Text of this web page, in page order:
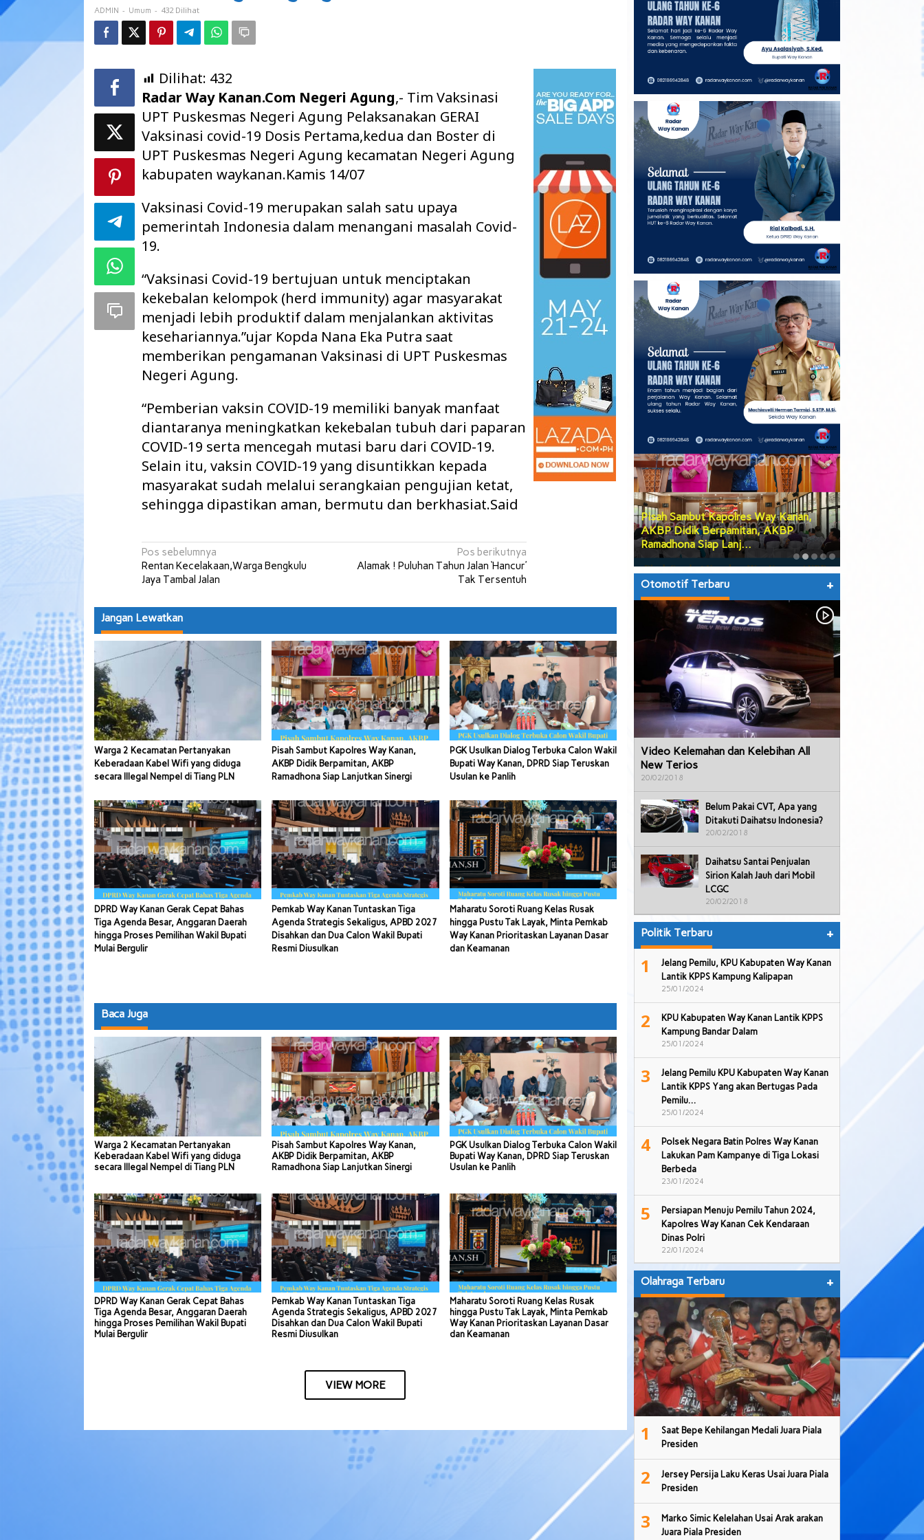
Vaksin
ADMIN - Umum - 432 Dilihat
Dilihat: 432
Radar Way Kanan.Com Negeri Agung,- Tim Vaksinasi
UPT Puskesmas Negeri Agung Pelaksanakan GERAI
Vaksinasi covid-19 Dosis Pertama,kedua dan Boster di
UPT Puskesmas Negeri Agung kecamatan Negeri Agung
kabupaten waykanan.Kamis 14/07
Vaksinasi Covid-19 merupakan salah satu upaya
pemerintah Indonesia dalam menangani masalah Covid-
19.
“Vaksinasi Covid-19 bertujuan untuk menciptakan
kekebalan kelompok (herd immunity) agar masyarakat
menjadi lebih produktif dalam menjalankan aktivitas
kesehariannya.”ujar Kopda Nana Eka Putra saat
memberikan pengamanan Vaksinasi di UPT Puskesmas
Negeri Agung.
“Pemberian vaksin COVID-19 memiliki banyak manfaat
diantaranya meningkatkan kekebalan tubuh dari paparan
COVID-19 serta mencegah mutasi baru dari COVID-19.
Selain itu, vaksin COVID-19 yang disuntikkan kepada
masyarakat sudah melalui serangkaian pengujian ketat,
sehingga dipastikan aman, bermutu dan berkhasiat.Said
Navigasi
pos
Pos sebelumnya
Rentan Kecelakaan,Warga Bengkulu
Jaya Tambal Jalan
Pos berikutnya
Alamak ! Puluhan Tahun Jalan ‘Hancur’
Tak Tersentuh
Jangan Lewatkan
Warga 2 Kecamatan Pertanyakan
Keberadaan Kabel Wifi yang diduga
secara Illegal Nempel di Tiang PLN
Pisah Sambut Kapolres Way Kanan,
AKBP Didik Berpamitan, AKBP
Ramadhona Siap Lanjutkan Sinergi
PGK Usulkan Dialog Terbuka Calon Wakil
Bupati Way Kanan, DPRD Siap Teruskan
Usulan ke Panlih
DPRD Way Kanan Gerak Cepat Bahas
Tiga Agenda Besar, Anggaran Daerah
hingga Proses Pemilihan Wakil Bupati
Mulai Bergulir
Pemkab Way Kanan Tuntaskan Tiga
Agenda Strategis Sekaligus, APBD 2027
Disahkan dan Dua Calon Wakil Bupati
Resmi Diusulkan
Maharatu Soroti Ruang Kelas Rusak
hingga Pustu Tak Layak, Minta Pemkab
Way Kanan Prioritaskan Layanan Dasar
dan Keamanan
Baca Juga
Warga 2 Kecamatan Pertanyakan
Keberadaan Kabel Wifi yang diduga
secara Illegal Nempel di Tiang PLN
Pisah Sambut Kapolres Way Kanan,
AKBP Didik Berpamitan, AKBP
Ramadhona Siap Lanjutkan Sinergi
PGK Usulkan Dialog Terbuka Calon Wakil
Bupati Way Kanan, DPRD Siap Teruskan
Usulan ke Panlih
DPRD Way Kanan Gerak Cepat Bahas
Tiga Agenda Besar, Anggaran Daerah
hingga Proses Pemilihan Wakil Bupati
Mulai Bergulir
Pemkab Way Kanan Tuntaskan Tiga
Agenda Strategis Sekaligus, APBD 2027
Disahkan dan Dua Calon Wakil Bupati
Resmi Diusulkan
Maharatu Soroti Ruang Kelas Rusak
hingga Pustu Tak Layak, Minta Pemkab
Way Kanan Prioritaskan Layanan Dasar
dan Keamanan
VIEW MORE
2027 Disahkan d…
secara Illegal N…
Pisah Sambut Kapolres Way Kanan,
AKBP Didik Berpamitan, AKBP
Ramadhona Siap Lanj…
Otomotif Terbaru +
Video Kelemahan dan Kelebihan All
New Terios
20/02/2018
Belum Pakai CVT, Apa yang
Ditakuti Daihatsu Indonesia?
20/02/2018
Daihatsu Santai Penjualan
Sirion Kalah Jauh dari Mobil
LCGC
20/02/2018
Politik Terbaru +
1
Jelang Pemilu, KPU Kabupaten Way Kanan
Lantik KPPS Kampung Kalipapan
25/01/2024
2
KPU Kabupaten Way Kanan Lantik KPPS
Kampung Bandar Dalam
25/01/2024
3
Jelang Pemilu KPU Kabupaten Way Kanan
Lantik KPPS Yang akan Bertugas Pada
Pemilu…
25/01/2024
4
Polsek Negara Batin Polres Way Kanan
Lakukan Pam Kampanye di Tiga Lokasi
Berbeda
23/01/2024
5
Persiapan Menuju Pemilu Tahun 2024,
Kapolres Way Kanan Cek Kendaraan
Dinas Polri
22/01/2024
Olahraga Terbaru +
1
Saat Bepe Kehilangan Medali Juara Piala
Presiden
2
Jersey Persija Laku Keras Usai Juara Piala
Presiden
3
Marko Simic Kelelahan Usai Arak arakan
Juara Piala Presiden